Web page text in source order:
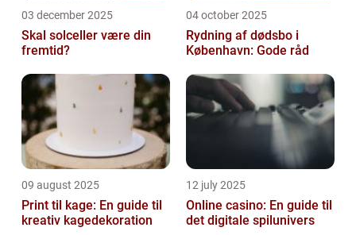
03 december 2025
Skal solceller være din
fremtid?
04 october 2025
Rydning af dødsbo i
København: Gode råd
09 august 2025
Print til kage: En guide til
kreativ kagedekoration
12 july 2025
Online casino: En guide til
det digitale spilunivers